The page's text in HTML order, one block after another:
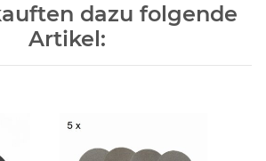
dazu folgende
Artikel: